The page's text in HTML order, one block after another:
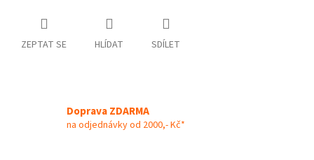
ZEPTAT SE HLÍDAT SDÍLET
Doprava ZDARMA
na odjednávky od 2000,- Kč*